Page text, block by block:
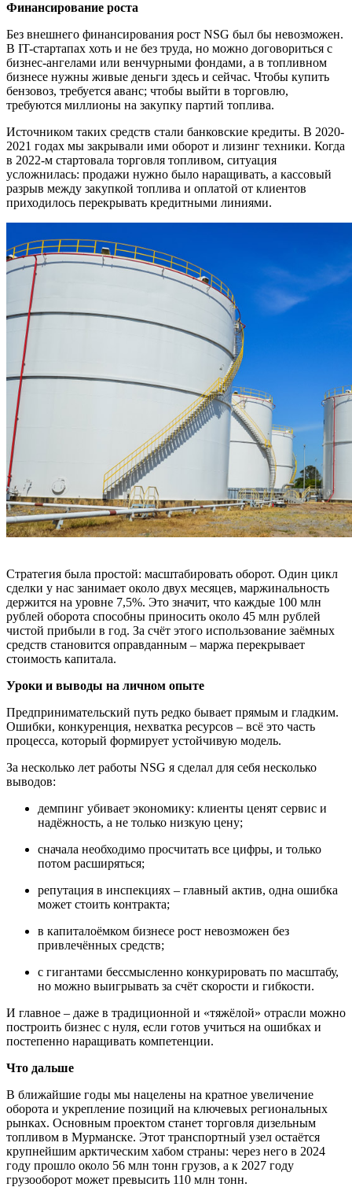
Финансирование роста
Без внешнего финансирования рост NSG был бы невозможен.
В IT-стартапах хоть и не без труда, но можно договориться с
бизнес-ангелами или венчурными фондами, а в топливном
бизнесе нужны живые деньги здесь и сейчас. Чтобы купить
бензовоз, требуется аванс; чтобы выйти в торговлю,
требуются миллионы на закупку партий топлива.
Источником таких средств стали банковские кредиты. В 2020-
2021 годах мы закрывали ими оборот и лизинг техники. Когда
в 2022-м стартовала торговля топливом, ситуация
усложнилась: продажи нужно было наращивать, а кассовый
разрыв между закупкой топлива и оплатой от клиентов
приходилось перекрывать кредитными линиями.
Стратегия была простой: масштабировать оборот. Один цикл
сделки у нас занимает около двух месяцев, маржинальность
держится на уровне 7,5%. Это значит, что каждые 100 млн
рублей оборота способны приносить около 45 млн рублей
чистой прибыли в год. За счёт этого использование заёмных
средств становится оправданным – маржа перекрывает
стоимость капитала.
Уроки и выводы на личном опыте
Предпринимательский путь редко бывает прямым и гладким.
Ошибки, конкуренция, нехватка ресурсов – всё это часть
процесса, который формирует устойчивую модель.
За несколько лет работы NSG я сделал для себя несколько
выводов:
демпинг убивает экономику: клиенты ценят сервис и
надёжность, а не только низкую цену;
сначала необходимо просчитать все цифры, и только
потом расширяться;
репутация в инспекциях – главный актив, одна ошибка
может стоить контракта;
в капиталоёмком бизнесе рост невозможен без
привлечённых средств;
с гигантами бессмысленно конкурировать по масштабу,
но можно выигрывать за счёт скорости и гибкости.
И главное – даже в традиционной и «тяжёлой» отрасли можно
построить бизнес с нуля, если готов учиться на ошибках и
постепенно наращивать компетенции.
Что дальше
В ближайшие годы мы нацелены на кратное увеличение
оборота и укрепление позиций на ключевых региональных
рынках. Основным проектом станет торговля дизельным
топливом в Мурманске. Этот транспортный узел остаётся
крупнейшим арктическим хабом страны: через него в 2024
году прошло около 56 млн тонн грузов, а к 2027 году
грузооборот может превысить 110 млн тонн.